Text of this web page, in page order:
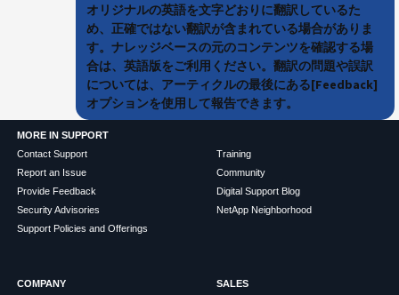
オリジナルの英語を文字どおりに翻訳しているた
め、正確ではない翻訳が含まれている場合がありま
す。ナレッジベースの元のコンテンツを確認する場
合は、英語版をご利用ください。翻訳の問題や誤訳
については、アーティクルの最後にある[Feedback]
オプションを使用して報告できます。
MORE IN SUPPORT
Contact Support
Report an Issue
Provide Feedback
Security Advisories
Support Policies and Offerings
Training
Community
Digital Support Blog
NetApp Neighborhood
COMPANY
SALES